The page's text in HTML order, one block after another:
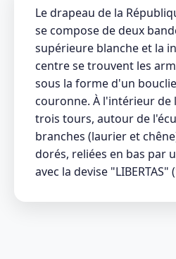
Le drapeau de la
se compose de deux
supérieure blanche et la
centre se trouvent les
sous la forme d'un
couronne. À l'intérieur de
trois tours, autour de
branches (laurier et
dorés, reliées en bas par
avec la devise "LIBERTAS"